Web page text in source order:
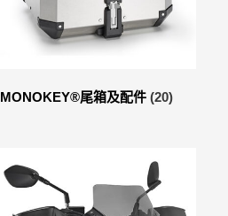
MONOKEY®尾箱及配件 (20)